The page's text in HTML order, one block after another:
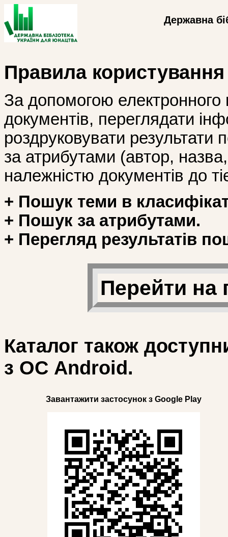
Державна
Правила
За допомогою
документів, переглядати
роздруковувати
за атрибутами (автор, назва,
належністю документів до
+ Пошук теми в
+ Пошук за атрибутами.
+ Перегляд результатів
Перейти на
Каталог також
з ОС Android.
Завантажити застосунок з Google Play